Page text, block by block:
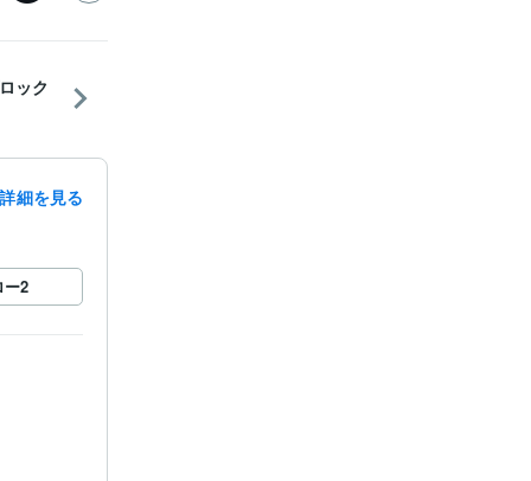
ック
細を見る
ー2